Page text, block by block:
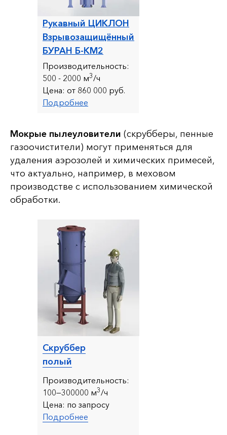
Рукавный ЦИКЛОН
Взрывозащищённый
БУРАН Б-КМ2
Производительность:
500 - 2000 м3/ч
Цена: от 860 000 руб.
Подробнее
Мокрые пылеуловители (скрубберы, пенные
газоочистители) могут применяться для
удаления аэрозолей и химических примесей,
что актуально, например, в меховом
производстве с использованием химической
обработки.
Скруббер
полый
Производительность:
100—300000 м3/ч
Цена: по запросу
Подробнее